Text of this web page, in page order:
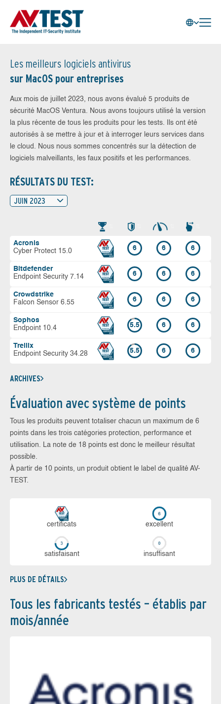
Les meilleurs logiciels antivirus
sur MacOS pour entreprises
Aux mois de juillet 2023, nous avons évalué 5 produits de
sécurité MacOS Ventura. Nous avons toujours utilisé la version
la plus récente de tous les produits pour les tests. Ils ont été
autorisés à se mettre à jour et à interroger leurs services dans
le cloud. Nous nous sommes concentrés sur la détection de
logiciels malveillants, les faux positifs et les performances.
RÉSULTATS DU TEST:
JUIN 2023
Acronis
Cyber Protect 15.0
6 6 6
Bitdefender
Endpoint Security 7.14
6 6 6
Crowdstrike
Falcon Sensor 6.55
6 6 6
Sophos
Endpoint 10.4
5.5 6 6
Trellix
Endpoint Security 34.28
5.5 6 6
ARCHIVES
Évaluation avec système de points
Tous les produits peuvent totaliser chacun un maximum de 6
points dans les trois catégories protection, performance et
utilisation. La note de 18 points est donc le meilleur résultat
possible.
À partir de 10 points, un produit obtient le label de qualité AV-
TEST.
certi­ficats ex­cellent
sa­tis­fai­sant in­suf­fi­sant
PLUS DE DÉTAILS
Tous les fabricants testés – établis par
mois/année